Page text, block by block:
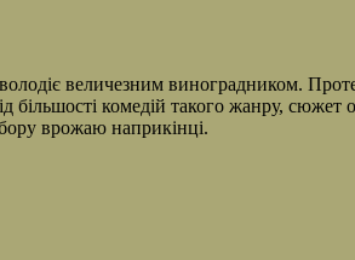
величезним виноградником.
більшості комедій такого жанру,
врожаю наприкінці.